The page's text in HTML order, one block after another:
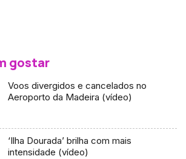
gostar
Voos divergidos e cancelados no
Aeroporto da Madeira (vídeo)
‘Ilha Dourada’ brilha com mais
intensidade (vídeo)